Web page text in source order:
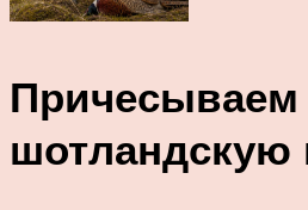
Причесываем
шотландскую